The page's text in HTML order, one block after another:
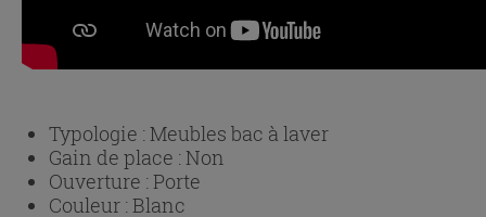
Typologie :Meubles bac à laver
Gain de place :Non
Ouverture :Porte
Couleur :Blanc